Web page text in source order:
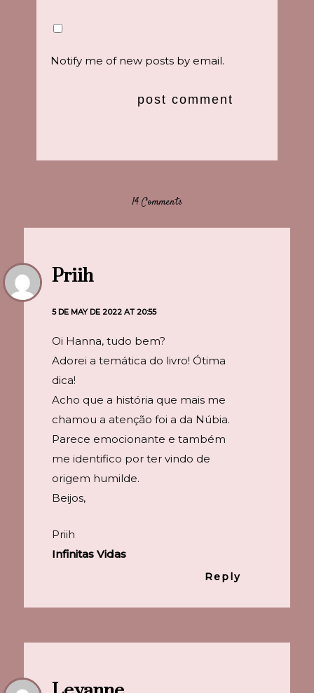
Notify me of new posts by email.
14 Comments
Priih
5 DE MAY DE 2022 AT 20:55
Oi Hanna, tudo bem?
Adorei a temática do livro! Ótima
dica!
Acho que a história que mais me
chamou a atenção foi a da Núbia.
Parece emocionante e também
me identifico por ter vindo de
origem humilde.
Beijos,
Priih
Infinitas Vidas
Reply